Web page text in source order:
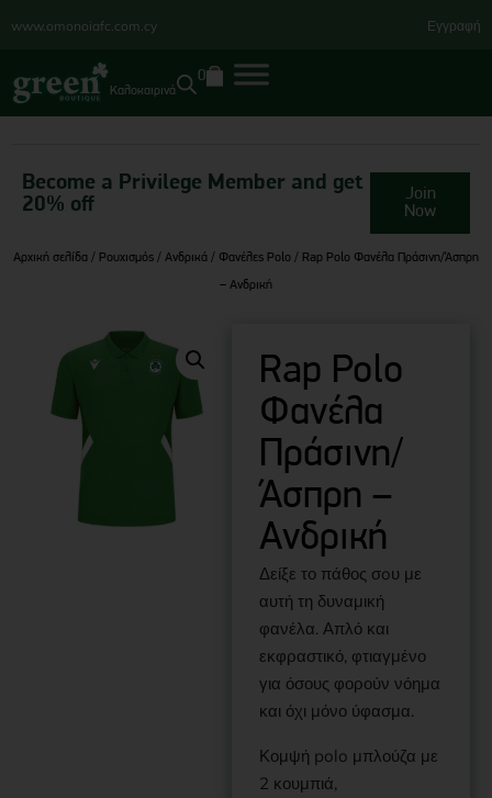
www.omonoiafc.com.cy Εγγραφή
Καλοκαιρινά
0
Become a Privilege Member and get
20% off
Join
Now
Αρχική σελίδα / Ρουχισμός / Ανδρικά / Φανέλες Polo / Rap Polo Φανέλα Πράσινη/Άσπρη
– Ανδρική
Rap Polo
Φανέλα
Πράσινη/
Άσπρη –
Ανδρική
Δείξε το πάθος σoυ με
αυτή τη δυναμική
φανέλα. Απλό και
εκφραστικό, φτιαγμένο
για όσους φορούν νόημα
και όχι μόνο ύφασμα.
Κομψή polo μπλούζα με
2 κουμπιά,